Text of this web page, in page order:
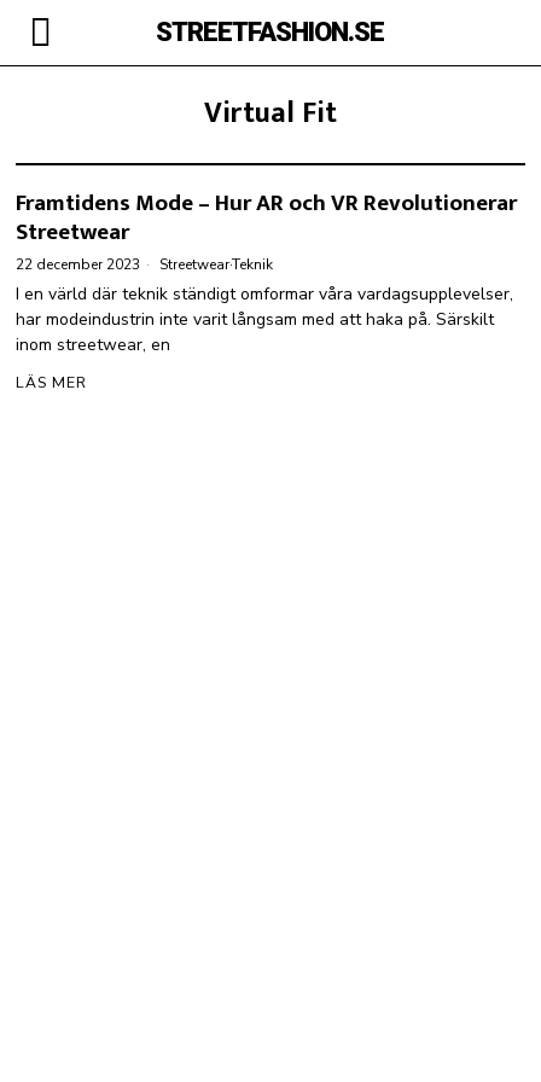
STREETFASHION.SE
Virtual Fit
Framtidens Mode – Hur AR och VR Revolutionerar
Streetwear
22 december 2023 Streetwear·Teknik
I en värld där teknik ständigt omformar våra vardagsupplevelser,
har modeindustrin inte varit långsam med att haka på. Särskilt
inom streetwear, en
LÄS MER